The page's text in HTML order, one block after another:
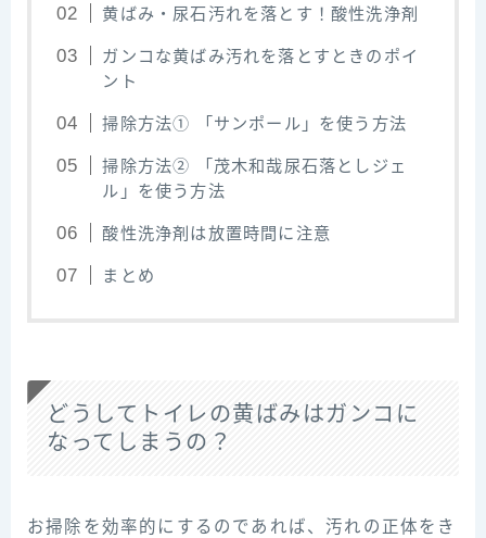
黄ばみ・尿石汚れを落とす！酸性洗浄剤
ガンコな黄ばみ汚れを落とすときのポイ
ント
掃除方法① 「サンポール」を使う方法
掃除方法② 「茂木和哉尿石落としジェ
ル」を使う方法
酸性洗浄剤は放置時間に注意
まとめ
どうしてトイレの黄ばみはガンコに
なってしまうの？
お掃除を効率的にするのであれば、汚れの正体をき